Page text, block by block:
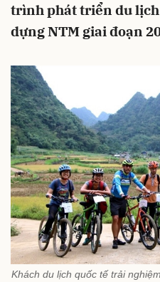
trình phát triển du
dựng NTM giai đoạn
Khách du lịch quốc tế trải